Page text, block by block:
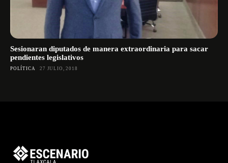
Sesionaran diputados de manera extraordinaria para sacar
pendientes legislativos
POLÍTICA 27 JULIO, 2018